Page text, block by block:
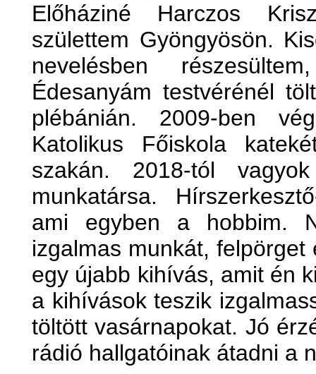
Előháziné Harczos
születtem Gyöngyösön.
nevelésben
Édesanyám testvérénél
plébánián. 2009-ben
Katolikus Főiskola
szakán. 2018-tól
munkatársa.
ami egyben a hobbim.
izgalmas munkát,
egy újabb kihívás, amit én
a kihívások teszik
töltött vasárnapokat. Jó
rádió hallgatóinak átadni a